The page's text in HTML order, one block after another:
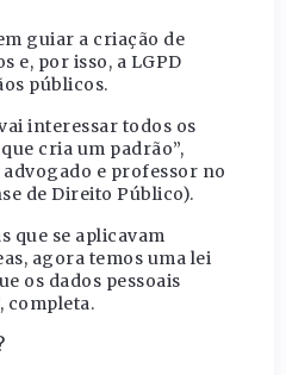
guiar a criação de
e, por isso, a LGPD
públicos.
interessar todos os
cria um padrão”,
e professor no
de Direito Público).
que se aplicavam
agora temos uma lei
os dados pessoais
completa.